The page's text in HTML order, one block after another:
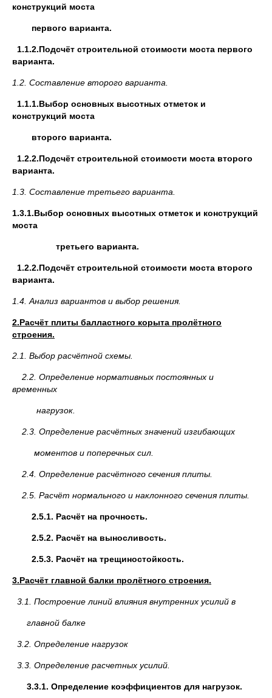
конструкций моста
первого варианта.
1.1.2.Подсчёт строительной стоимости моста первого
варианта.
1.2. Составление второго варианта.
1.1.1.Выбор основных высотных отметок и
конструкций моста
второго варианта.
1.2.2.Подсчёт строительной стоимости моста второго
варианта.
1.3. Составление третьего варианта.
1.3.1.Выбор основных высотных отметок и конструкций
моста
третьего варианта.
1.2.2.Подсчёт строительной стоимости моста второго
варианта.
1.4. Анализ вариантов и выбор решения.
2.Расчёт плиты балластного корыта пролётного
строения.
2.1. Выбор расчётной схемы.
2.2. Определение нормативных постоянных и
временных
нагрузок.
2.3. Определение расчётных значений изгибающих
моментов и поперечных сил.
2.4. Определение расчётного сечения плиты.
2.5. Расчёт нормального и наклонного сечения плиты.
2.5.1. Расчёт на прочность.
2.5.2. Расчёт на выносливость.
2.5.3. Расчёт на трещиностойкость.
3.Расчёт главной балки пролётного строения.
3.1. Построение линий влияния внутренних усилий в
главной балке
3.2. Определение нагрузок
3.3. Определение расчетных усилий.
3.3.1. Определение коэффициентов для нагрузок.